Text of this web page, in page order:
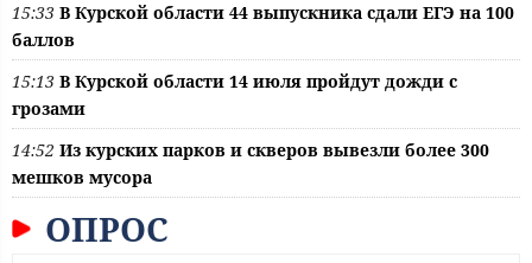
15:33 В Курской области 44 выпускника сдали ЕГЭ на 100
баллов
15:13 В Курской области 14 июля пройдут дожди с
грозами
14:52 Из курских парков и скверов вывезли более 300
мешков мусора
ОПРОС